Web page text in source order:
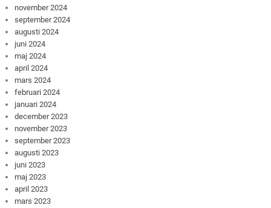
november 2024
september 2024
augusti 2024
juni 2024
maj 2024
april 2024
mars 2024
februari 2024
januari 2024
december 2023
november 2023
september 2023
augusti 2023
juni 2023
maj 2023
april 2023
mars 2023